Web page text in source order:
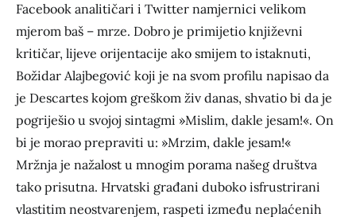
Facebook analitičari i Twitter namjernici velikom
mjerom baš – mrze. Dobro je primijetio književni
kritičar, lijeve orijentacije ako smijem to istaknuti,
Božidar Alajbegović koji je na svom profilu napisao da
je Descartes kojom greškom živ danas, shvatio bi da je
pogriješio u svojoj sintagmi »Mislim, dakle jesam!«. On
bi je morao prepraviti u: »Mrzim, dakle jesam!«
Mržnja je nažalost u mnogim porama našeg društva
tako prisutna. Hrvatski građani duboko isfrustrirani
vlastitim neostvarenjem, raspeti između neplaćenih